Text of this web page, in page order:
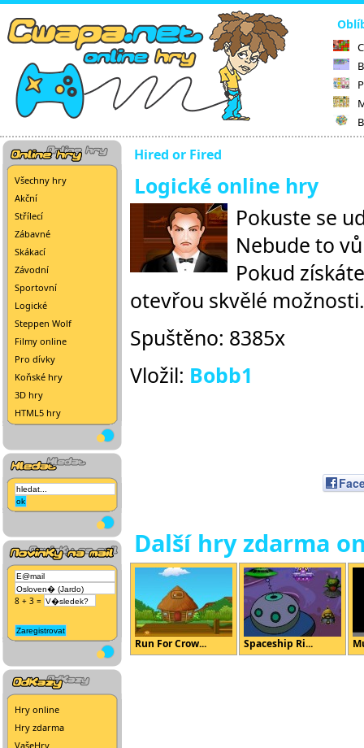
Všechny hry
Akční
Střílecí
Zábavné
Skákací
Závodní
Sportovní
Logické
Steppen Wolf
Filmy online
Pro dívky
Koňské hry
3D hry
HTML5 hry
8 + 3 =
Hry online
Hry zdarma
VašeHry
Hired or Fired
Logické online hry
Pokuste se
Nebude to
Pokud
otevřou skvělé možnosti.
Spuštěno: 8385x
Vložil: Bobb1
Další hry zdarma
Run For Crow... Spaceship Ri...